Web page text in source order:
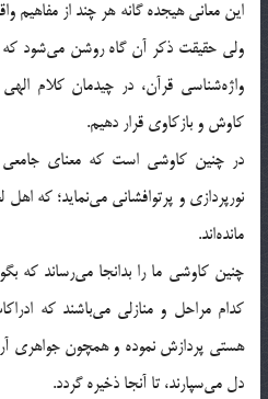
اين معانى هيجده گانه هر چند از مفاهيم
ولى حقيقت ذكر آن گاه روشن مى‌شود كه
واژه‌شناسى قرآن، در چيدمان كلام
كاوش و بازكاوى قرار دهيم.
در چنين كاوشى است كه معناى
نورپردازى و پرتوافشانى مى‌نمايد؛ كه
مانده‌اند.
چنين كاوشى ما را بدانجا مى‌رساند كه
كدام مراحل و منازلى مى‌باشند كه
هستى پردازش نموده و همچون جواهرى
دل مى‌سپارند، تا آنجا ذخيره گردد.